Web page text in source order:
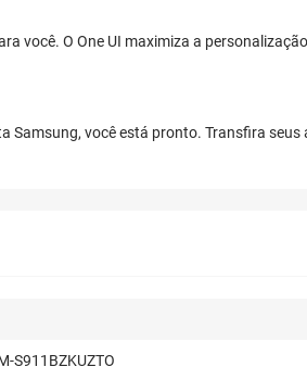
você. O One UI maximiza a
Samsung, você está pronto. Transfira
S911BZKUZTO